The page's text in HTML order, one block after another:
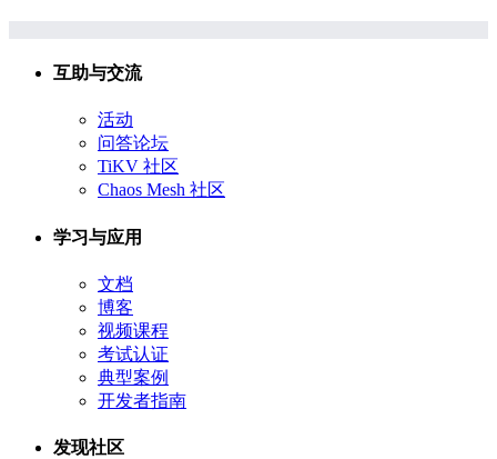
互助与交流
活动
问答论坛
TiKV 社区
Chaos Mesh 社区
学习与应用
文档
博客
视频课程
考试认证
典型案例
开发者指南
发现社区